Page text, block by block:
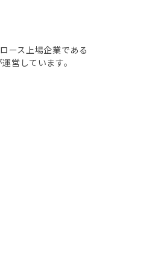
ース上場企業である
営しています。